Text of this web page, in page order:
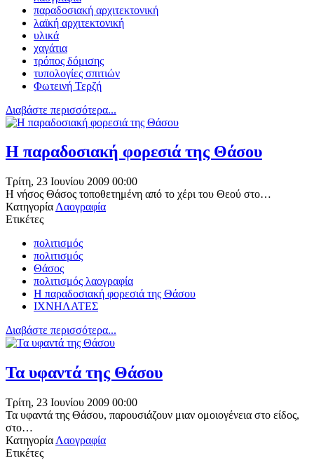
παραδοσιακή αρχιτεκτονική
λαϊκή αρχιτεκτονική
υλικά
χαγάτια
τρόπος δόμισης
τυπολογίες σπιτιών
Φωτεινή Τερζή
Διαβάστε περισσότερα...
Η παραδοσιακή φορεσιά της Θάσου
Τρίτη, 23 Ιουνίου 2009 00:00
H νήσος Θάσος τοποθετημένη από το χέρι του Θεού στο…
Κατηγορία Λαογραφία
Ετικέτες
πολιτισμός
πολιτισμός
Θάσος
πολιτισμός λαογραφία
Η παραδοσιακή φορεσιά της Θάσου
ΙΧΝΗΛΑΤΕΣ
Διαβάστε περισσότερα...
Τα υφαντά της Θάσου
Τρίτη, 23 Ιουνίου 2009 00:00
Τα υφαντά της Θάσου, παρουσιάζουν μιαν ομοιογένεια στο είδος,
στο…
Κατηγορία Λαογραφία
Ετικέτες